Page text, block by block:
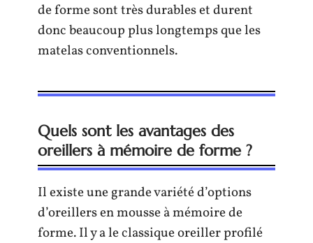
de forme sont très durables et durent
donc beaucoup plus longtemps que les
matelas conventionnels.
Quels sont les avantages des
oreillers à mémoire de forme ?
Il existe une grande variété d’options
d’oreillers en mousse à mémoire de
forme. Il y a le classique oreiller profilé